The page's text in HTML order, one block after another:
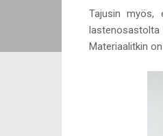
Tajusin myös,
Materiaalitkin